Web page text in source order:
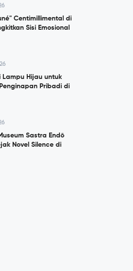
Centimillimental di
Sisi Emosional
Lampu Hijau untuk
Pribadi di
Sastra Endō
Novel Silence di